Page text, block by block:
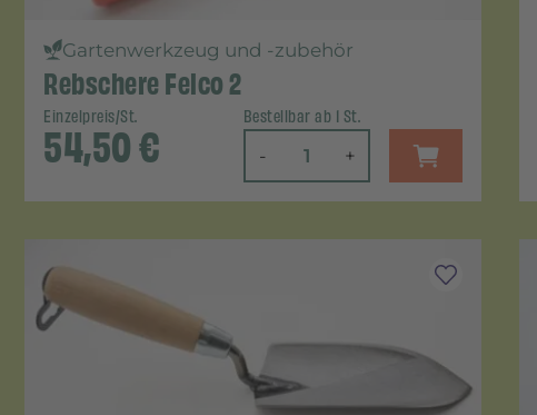
Gartenwerkzeug und -zubehör
Rebschere Felco 2
Einzelpreis/St.
54,50€
Bestellbar ab 1 St.
- +